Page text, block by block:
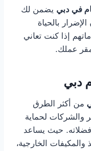
في دبي يضمن لك
بالحياة
إذا كنت تعاني
عملك.
دبي
من أكثر الطرق
والشركات لحماية
فضلاته. حيث يساعد
والمكيفات الخارجية،